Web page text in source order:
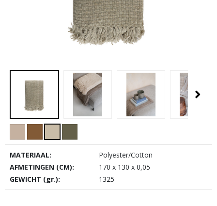
MATERIAAL:
Polyester/Cotton
AFMETINGEN (CM):
170 x 130 x 0,05
GEWICHT (gr.):
1325